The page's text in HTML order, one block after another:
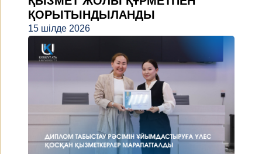
ҚОРЫТЫНДЫЛАНДЫ
15 шілде 2026